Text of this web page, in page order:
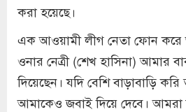
করা হয়েছে।
এক আওয়ামী লীগ নেতা ফোন করে
ওনার নেত্রী (শেখ হাসিনা) আমার
দিয়েছেন। যদি বেশি বাড়াবাড়ি
আমাকেও জবাই দিয়ে দেবে। আমরা